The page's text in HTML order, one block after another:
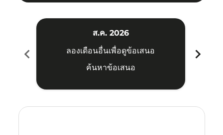
chevron_left
ส.ค. 2026
ลองเดือนอื่นเพื่อดูข้อเสนอ
ค้นหาข้อเสนอ
chevron_right